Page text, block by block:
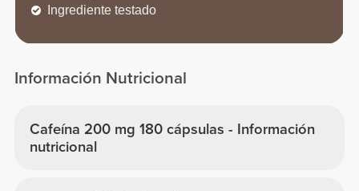
Ingrediente testado
Información Nutricional
Cafeína 200 mg 180 cápsulas - Información
nutricional